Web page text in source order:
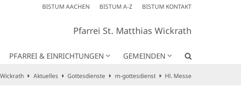
BISTUM AACHEN BISTUM A-Z BISTUM KONTAKT
Pfarrei St. Matthias Wickrath
PFARREI & EINRICHTUNGEN GEMEINDEN
Aktuelles Gottesdienste m-gottesdienst Hl. Messe